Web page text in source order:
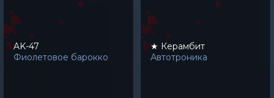
AK-47
Фиолетовое барокко
★ Керамбит
Автотроника